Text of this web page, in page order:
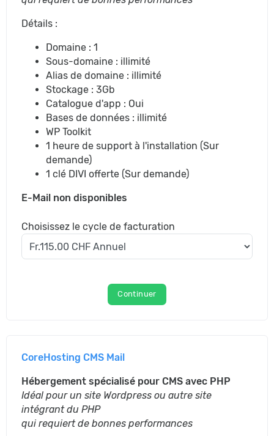
Détails :
Domaine : 1
Sous-domaine : illimité
Alias de domaine : illimité
Stockage : 3Gb
Catalogue d'app : Oui
Bases de données : illimité
WP Toolkit
1 heure de support à l'installation (Sur
demande)
1 clé DIVI offerte (Sur demande)
E-Mail non disponibles
Choisissez le cycle de facturation
Continuer
CoreHosting CMS Mail
Hébergement spécialisé pour CMS avec PHP
Idéal pour un site Wordpress ou autre site
intégrant du PHP
qui requiert de bonnes performances